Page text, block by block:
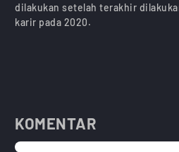
dilakukan setelah terakhir
karir pada 2020.
KOMENTAR